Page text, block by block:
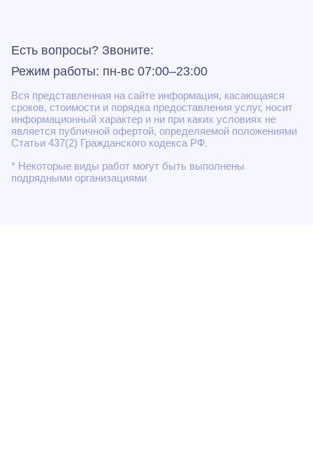
Есть вопросы? Звоните:
Режим работы: пн-вс 07:00–23:00
Вся представленная на сайте информация, касающаяся
сроков, стоимости и порядка предоставления услуг, носит
информационный характер и ни при каких условиях не
является публичной офертой, определяемой положениями
Статьи 437(2) Гражданского кодекса РФ.
* Некоторые виды работ могут быть выполнены
подрядными организациями